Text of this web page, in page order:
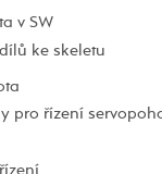
v SW
ke skeletu
pro řízení